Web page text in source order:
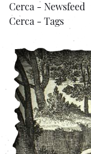
Cerca - Newsfeed
Cerca - Tags